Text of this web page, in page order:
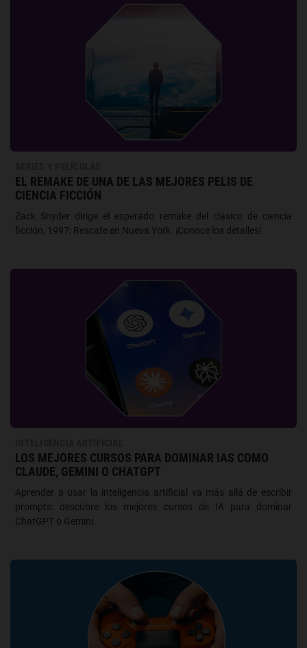
EL REMAKE DE UNA DE LAS MEJORES PELIS DE
CIENCIA FICCIÓN
Zack Snyder dirige el esperado remake del clásico de ciencia
ficción, 1997: Rescate en Nueva York. ¡Conoce los detalles!
LOS MEJORES CURSOS PARA DOMINAR IAS COMO
CLAUDE, GEMINI O CHATGPT
Aprender a usar la inteligencia artificial va más allá de escribir
prompts: descubre los mejores cursos de IA para dominar
ChatGPT o Gemini.